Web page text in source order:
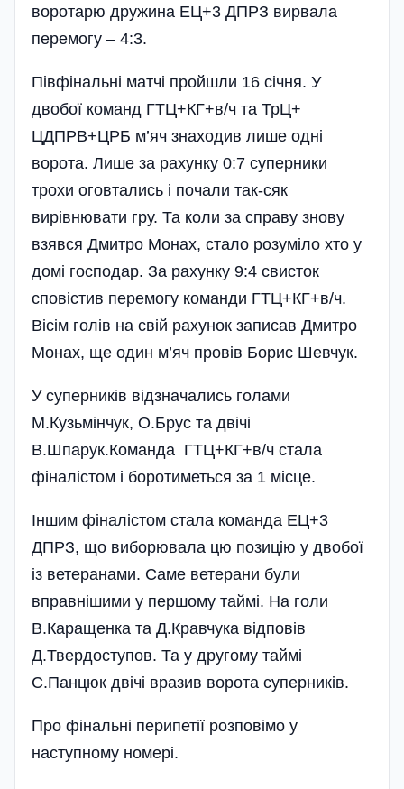
воротарю дружина ЕЦ+3 ДПРЗ вирвала
перемогу – 4:3.
Півфінальні матчі пройшли 16 січня. У
двобої команд ГТЦ+КГ+в/ч та ТрЦ+
ЦДПРВ+ЦРБ м’яч знаходив лише одні
ворота. Лише за рахунку 0:7 суперники
трохи оговтались і почали так-сяк
вирівнювати гру. Та коли за справу знову
взявся Дмитро Монах, стало розуміло хто у
домі господар. За рахунку 9:4 свисток
сповістив перемогу команди ГТЦ+КГ+в/ч.
Вісім голів на свій рахунок записав Дмитро
Монах, ще один м’яч провів Борис Шевчук.
У суперників відзначались голами
М.Кузьмінчук, О.Брус та двічі
В.Шпарук.Команда ГТЦ+КГ+в/ч стала
фіналістом і боротиметься за 1 місце.
Іншим фіналістом стала команда ЕЦ+3
ДПРЗ, що виборювала цю позицію у двобої
із ветеранами. Саме ветерани були
вправнішими у першому таймі. На голи
В.Каращенка та Д.Кравчука відповів
Д.Твердоступов. Та у другому таймі
С.Панцюк двічі вразив ворота суперників.
Про фінальні перипетії розповімо у
наступному номері.